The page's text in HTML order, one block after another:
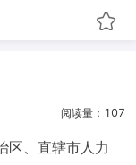
阅读量：107
区、直辖市人力